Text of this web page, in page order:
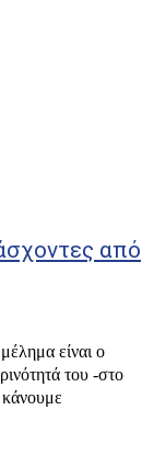
από
είναι ο
του -στο